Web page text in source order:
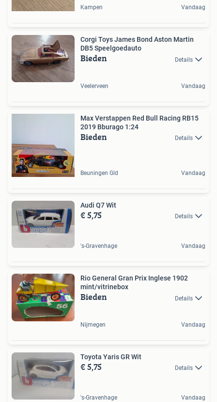
Kampen Vandaag
Corgi Toys James Bond Aston Martin
DB5 Speelgoedauto
Bieden Details
Veelerveen Vandaag
Max Verstappen Red Bull Racing RB15
2019 Bburago 1:24
Bieden Details
Beuningen Gld Vandaag
Audi Q7 Wit
€ 5,75 Details
's-Gravenhage Vandaag
Rio General Gran Prix Inglese 1902
mint/vitrinebox
Bieden Details
Nijmegen Vandaag
Toyota Yaris GR Wit
€ 5,75 Details
's-Gravenhage Vandaag